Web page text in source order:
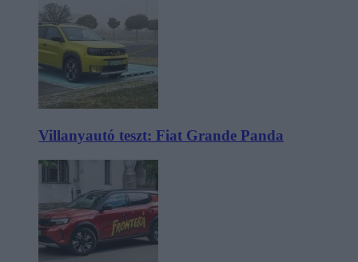
Villanyautó teszt: Fiat Grande Panda